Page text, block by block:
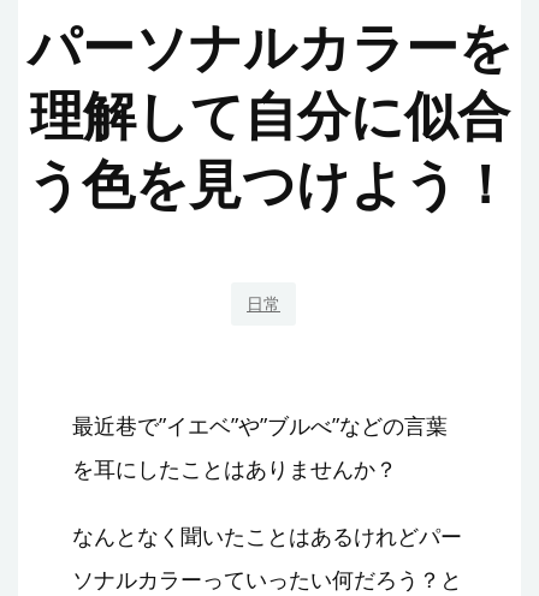
パーソナルカラーを
理解して自分に似合
う色を見つけよう！
日常
最近巷で”イエベ”や”ブルべ”などの言葉
を耳にしたことはありませんか？
なんとなく聞いたことはあるけれどパー
ソナルカラーっていったい何だろう？と